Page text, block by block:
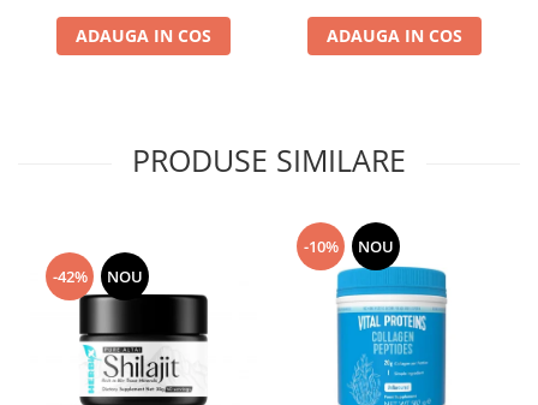
ADAUGA IN COS ADAUGA IN COS
PRODUSE SIMILARE
-42% NOU
-10% NOU